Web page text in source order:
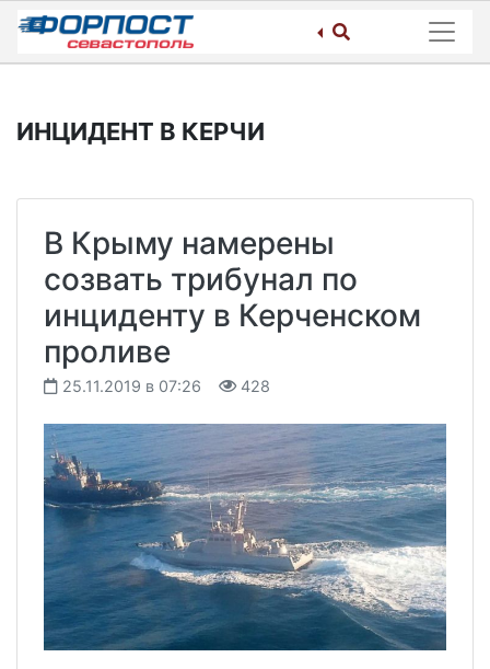
Skip
content
ИНЦИДЕНТ В КЕРЧИ
В Крыму намерены
созвать трибунал по
инциденту в Керченском
проливе
25.11.2019 в 07:26 428